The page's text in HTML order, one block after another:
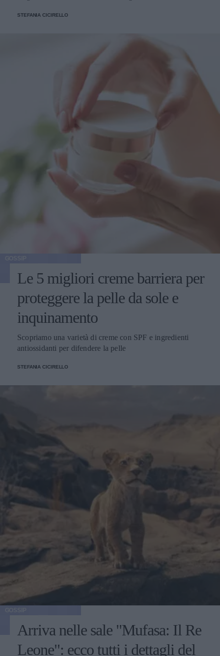
STEFANIA CICIRELLO
Le 5 migliori creme barriera per
proteggere la pelle da sole e
inquinamento
Scopriamo una varietà di creme con SPF e ingredienti
antiossidanti per difendere la pelle
STEFANIA CICIRELLO
Arriva nelle sale "Mufasa: Il Re
Leone": ecco tutti i dettagli del